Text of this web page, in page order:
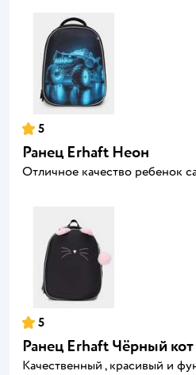
5
Ранец Erhaft Неон
Отличное качество ребенок
5
Ранец Erhaft Чёрный кот
Качественный , красивый и